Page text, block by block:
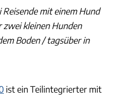
mit einem Hund
kleinen Hunden
Boden / tagsüber in
ist ein Teilintegrierter mit